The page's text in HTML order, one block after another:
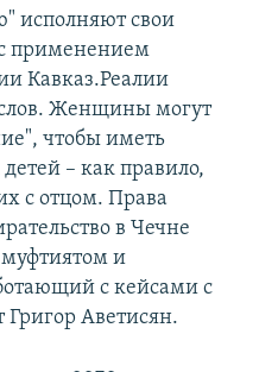
исполняют свои
применением
Кавказ.Реалии
Женщины могут
чтобы иметь
– как правило,
с отцом. Права
в Чечне
и
с кейсами с
Григор Аветисян.